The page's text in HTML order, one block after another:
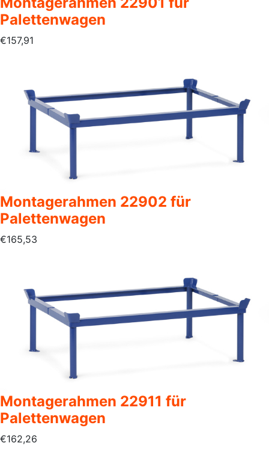
Palettenwagen
€157,91
Montagerahmen 22902 für
Palettenwagen
€165,53
Montagerahmen 22911 für
Palettenwagen
€162,26